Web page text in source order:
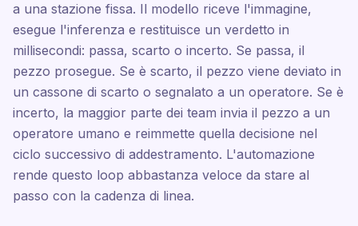
a una stazione fissa. Il modello riceve l'immagine,
esegue l'inferenza e restituisce un verdetto in
millisecondi: passa, scarto o incerto. Se passa, il
pezzo prosegue. Se è scarto, il pezzo viene deviato in
un cassone di scarto o segnalato a un operatore. Se è
incerto, la maggior parte dei team invia il pezzo a un
operatore umano e reimmette quella decisione nel
ciclo successivo di addestramento. L'automazione
rende questo loop abbastanza veloce da stare al
passo con la cadenza di linea.